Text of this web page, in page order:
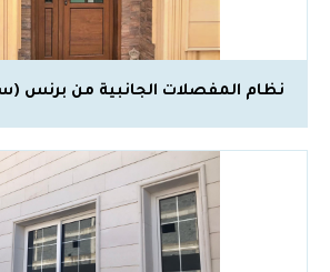
نظام المفصلات الجانبية من برنس